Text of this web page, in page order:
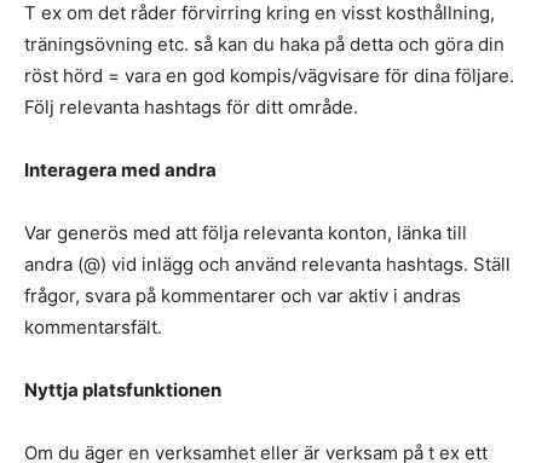
T ex om det råder förvirring kring en visst kosthållning,
träningsövning etc. så kan du haka på detta och göra din
röst hörd = vara en god kompis/vägvisare för dina följare.
Följ relevanta hashtags för ditt område.
Interagera med andra
Var generös med att följa relevanta konton, länka till
andra (@) vid inlägg och använd relevanta hashtags. Ställ
frågor, svara på kommentarer och var aktiv i andras
kommentarsfält.
Nyttja platsfunktionen
Om du äger en verksamhet eller är verksam på t ex ett